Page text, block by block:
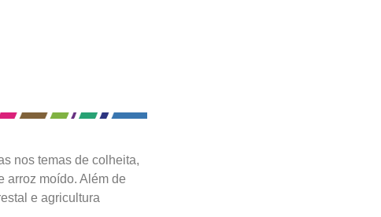
nos temas de colheita,
arroz moído. Além de
e agricultura